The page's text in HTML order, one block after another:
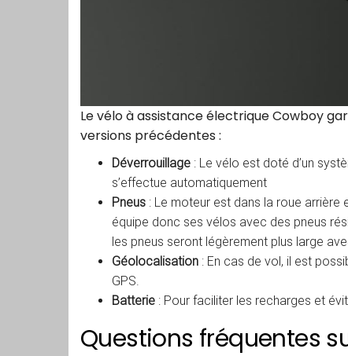
Le vélo à assistance électrique Cowboy
versions précédentes :
Déverrouillage : Le vélo est doté d’un
s’effectue automatiquement
Pneus : Le moteur est dans la roue
équipe donc ses vélos avec des pneus
les pneus seront légèrement plus large
Géolocalisation : En cas de vol, il est
GPS.
Batterie : Pour faciliter les recharges et
Questions fréquentes